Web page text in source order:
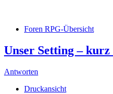
Foren RPG-Übersicht
Unser Setting –
Antworten
Druckansicht